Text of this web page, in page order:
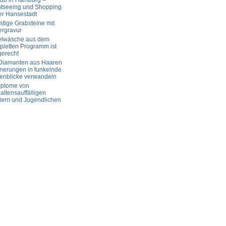
und Shopping
Hansestadt
Grabsteine mit
aus dem
Programm ist
aus Haaren
in funkelnde
verwandeln
von
und Jugendlichen